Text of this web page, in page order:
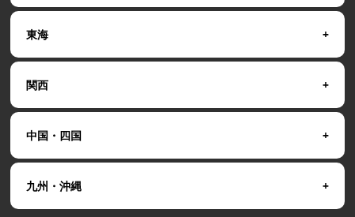
東海
関西
中国・四国
九州・沖縄